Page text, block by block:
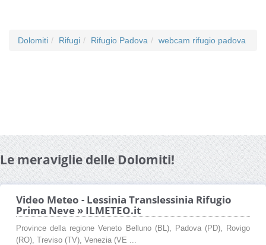
Dolomiti Rifugi Rifugio Padova webcam rifugio padova
Le meraviglie delle Dolomiti!
Video Meteo - Lessinia Translessinia Rifugio
Prima Neve » ILMETEO.it
Province della regione Veneto Belluno (BL), Padova (PD), Rovigo
(RO), Treviso (TV), Venezia (VE ...